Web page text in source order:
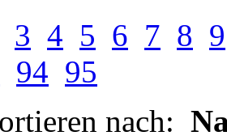
3 4 5 6 7 8 9
94 95
nach: